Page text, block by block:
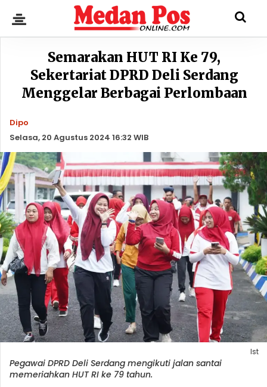
Semarakan HUT RI Ke 79,
Sekertariat DPRD Deli Serdang
Menggelar Berbagai Perlombaan
Dipo
Selasa, 20 Agustus 2024 16:32 WIB
Ist
Pegawai DPRD Deli Serdang mengikuti jalan santai
memeriahkan HUT RI ke 79 tahun.